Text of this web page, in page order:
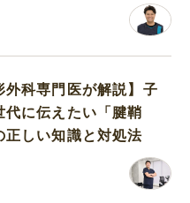
外科専門医が解説】子
代に伝えたい「腱鞘
正しい知識と対処法